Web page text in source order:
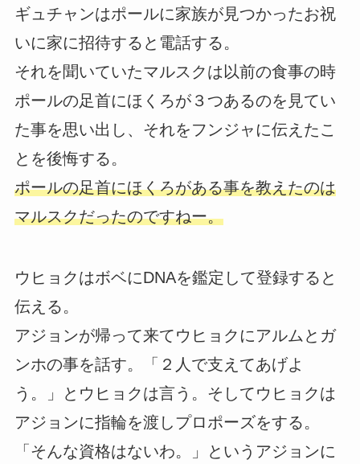
ギュチャンはポールに家族が見つかったお祝
いに家に招待すると電話する。
それを聞いていたマルスクは以前の食事の時
ポールの足首にほくろが３つあるのを見てい
た事を思い出し、それをフンジャに伝えたこ
とを後悔する。
ポールの足首にほくろがある事を教えたのは
マルスクだったのですねー。
ウヒョクはボベにDNAを鑑定して登録すると
伝える。
アジョンが帰って来てウヒョクにアルムとガ
ンホの事を話す。「２人で支えてあげよ
う。」とウヒョクは言う。そしてウヒョクは
アジョンに指輪を渡しプロポーズをする。
「そんな資格はないわ。」というアジョンに